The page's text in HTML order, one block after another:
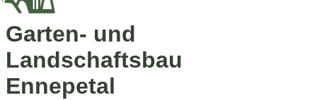
Garten- und
Landschaftsbau
Ennepetal